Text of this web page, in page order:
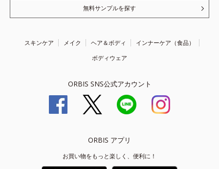
無料サンプルを探す
スキンケア メイク ヘア＆ボディ
インナーケア（食品）
ボディウェア
ORBIS SNS公式アカウント
ORBIS アプリ
お買い物をもっと楽しく、便利に！